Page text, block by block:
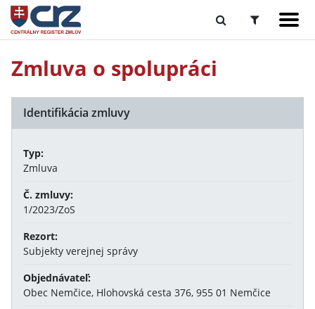
Zmluva o spolupráci
Identifikácia zmluvy
Typ:
Zmluva
Č. zmluvy:
1/2023/ZoS
Rezort:
Subjekty verejnej správy
Objednávateľ:
Obec Nemčice, Hlohovská cesta 376, 955 01 Nemčice